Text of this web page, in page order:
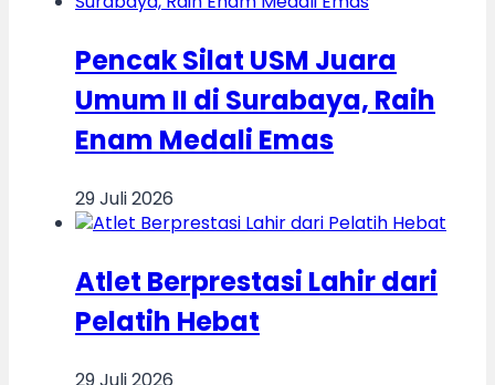
Pencak Silat USM Juara
Umum II di Surabaya, Raih
Enam Medali Emas
29 Juli 2026
Atlet Berprestasi Lahir dari
Pelatih Hebat
29 Juli 2026